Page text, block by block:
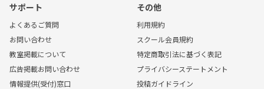
サポート
よくあるご質問
お問い合わせ
教室掲載について
広告掲載お問い合わせ
情報提供(受付)窓口
その他
利用規約
スクール会員規約
特定商取引法に基づく表記
プライバシーステートメント
投稿ガイドライン